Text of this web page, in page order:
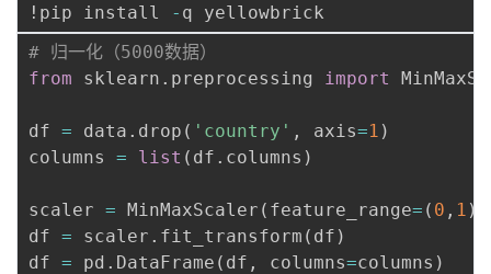
!pip install
-
# 归一化（5000数据）
from sklearn . preprocessing import
df = data . drop ( 'country' , axis=1 )
columns = list ( df . columns )
scaler = MinMaxScaler ( feature_range= ( 0 , 1 )
df = scaler . fit_transform ( df )
df = pd . DataFrame ( df , columns=columns )